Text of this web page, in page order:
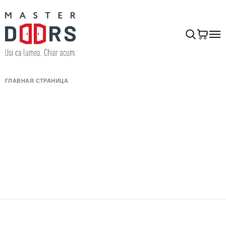
ГЛАВНАЯ СТРАНИЦА